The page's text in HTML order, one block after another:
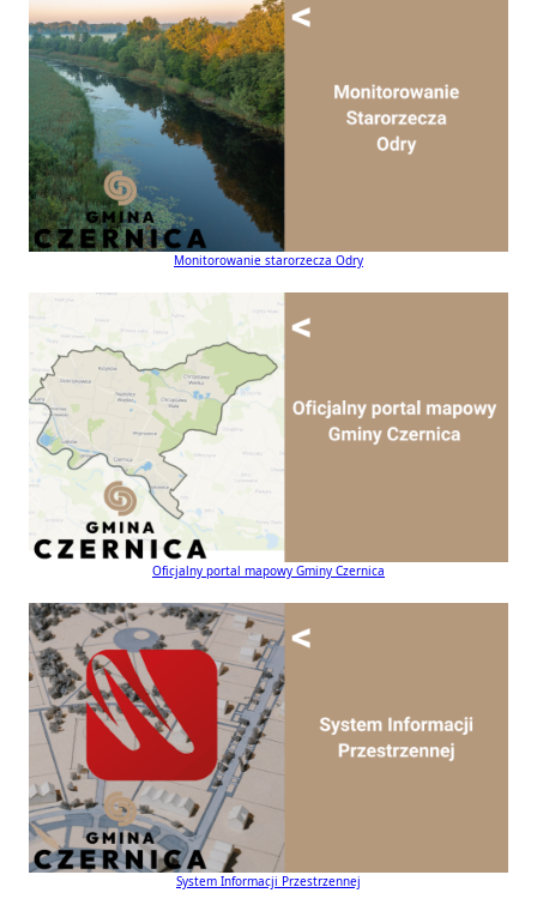
Monitorowanie starorzecza Odry
Oficjalny portal mapowy Gminy Czernica
System Informacji Przestrzennej